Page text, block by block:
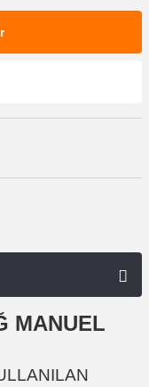
MANUEL